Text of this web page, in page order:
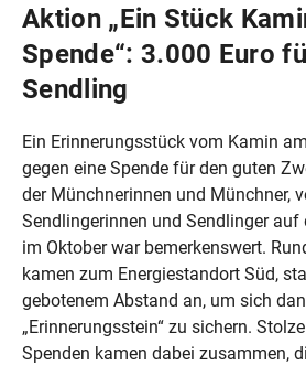
Aktion „Ein Stück
Spende“: 3.000 Euro
Sendling
Ein Erinnerungsstück vom Kamin
gegen eine Spende für den guten
der Münchnerinnen und Münchner,
Sendlingerinnen und Sendlinger auf
im Oktober war bemerkenswert.
kamen zum Energiestandort Süd,
gebotenem Abstand an, um sich
„Erinnerungsstein“ zu sichern.
Spenden kamen dabei zusammen,